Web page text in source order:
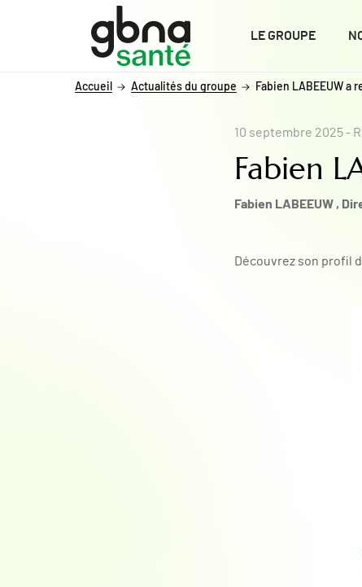
LE GROUPE
Accueil Actualités du groupe Fabien LABEEUW a
10 septembre 2025-
Fabien
Fabien LABEEUW ,
Découvrez son profil